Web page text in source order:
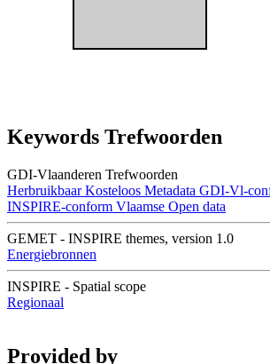
Keywords Trefwoorden
GDI-Vlaanderen Trefwoorden
Herbruikbaar Kosteloos Metadata GDI-Vl-
INSPIRE-conform Vlaamse Open data
GEMET - INSPIRE themes, version 1.0
Energiebronnen
INSPIRE - Spatial scope
Regionaal
Provided by